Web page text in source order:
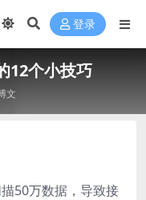
登录
12个小技巧
文
50万数据，导致接